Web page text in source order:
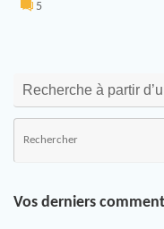
5
Recherche à partir
Vos derniers